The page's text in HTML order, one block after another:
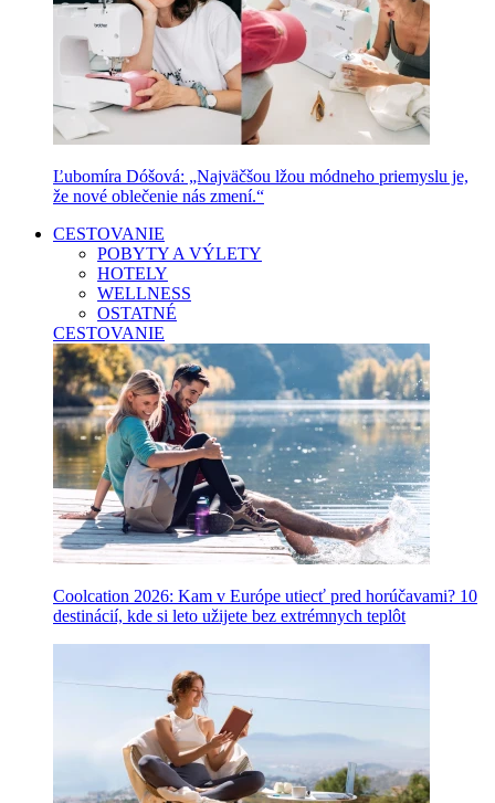
Ľubomíra Dóšová: „Najväčšou lžou módneho priemyslu je,
že nové oblečenie nás zmení.“
CESTOVANIE
POBYTY A VÝLETY
HOTELY
WELLNESS
OSTATNÉ
CESTOVANIE
Coolcation 2026: Kam v Európe utiecť pred horúčavami? 10
destinácií, kde si leto užijete bez extrémnych teplôt